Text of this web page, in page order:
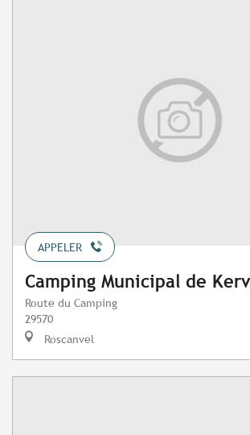
APPELER
Camping Municipal de
Route du Camping
29570
Roscanvel